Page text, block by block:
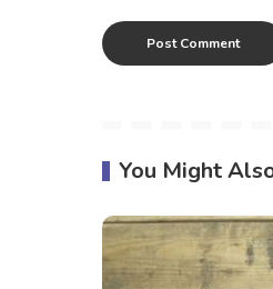
You Might